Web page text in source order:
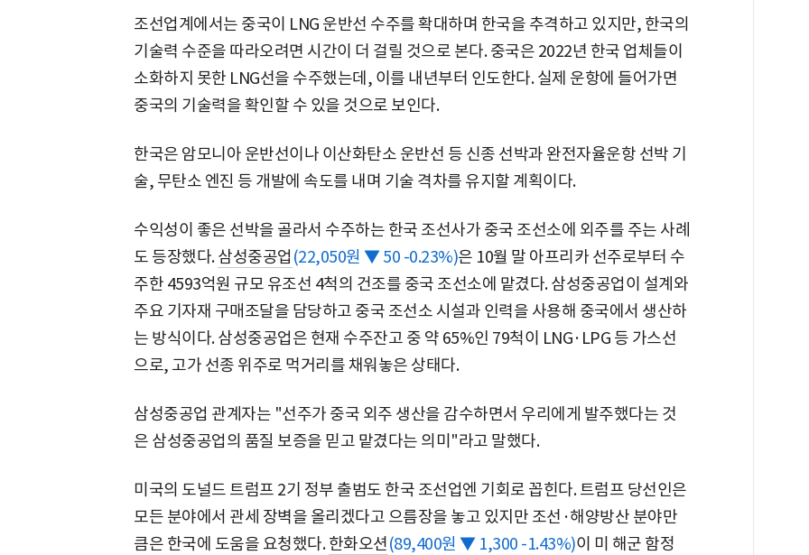
조선업계에서는 중국이 LNG 운반선 수주를 확대하며 한국을 추격하고 있지만, 한국의
기술력 수준을 따라오려면 시간이 더 걸릴 것으로 본다. 중국은 2022년 한국 업체들이
소화하지 못한 LNG선을 수주했는데, 이를 내년부터 인도한다. 실제 운항에 들어가면
중국의 기술력을 확인할 수 있을 것으로 보인다.
한국은 암모니아 운반선이나 이산화탄소 운반선 등 신종 선박과 완전자율운항 선박 기
술, 무탄소 엔진 등 개발에 속도를 내며 기술 격차를 유지할 계획이다.
수익성이 좋은 선박을 골라서 수주하는 한국 조선사가 중국 조선소에 외주를 주는 사례
도 등장했다.삼성중공업 (22,050원 ▼ 50 -0.23%)은 10월 말 아프리카 선주로부터 수
주한 4593억원 규모 유조선 4척의 건조를 중국 조선소에 맡겼다. 삼성중공업이 설계와
주요 기자재 구매조달을 담당하고 중국 조선소 시설과 인력을 사용해 중국에서 생산하
는 방식이다. 삼성중공업은 현재 수주잔고 중 약 65%인 79척이 LNG·LPG 등 가스선
으로, 고가 선종 위주로 먹거리를 채워놓은 상태다.
삼성중공업 관계자는 "선주가 중국 외주 생산을 감수하면서 우리에게 발주했다는 것
은 삼성중공업의 품질 보증을 믿고 맡겼다는 의미"라고 말했다.
미국의 도널드 트럼프 2기 정부 출범도 한국 조선업엔 기회로 꼽힌다. 트럼프 당선인은
모든 분야에서 관세 장벽을 올리겠다고 으름장을 놓고 있지만 조선·해양방산 분야만
큼은 한국에 도움을 요청했다.한화오션(89,400원 ▼ 1,300 -1.43%)이 미 해군 함정